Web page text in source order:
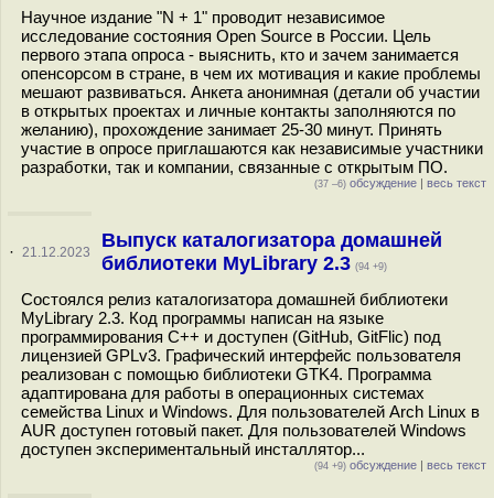
Научное издание "N + 1" проводит независимое
исследование состояния Open Source в России. Цель
первого этапа опроса - выяснить, кто и зачем занимается
опенсорсом в стране, в чем их мотивация и какие проблемы
мешают развиваться. Анкета анонимная (детали об участии
в открытых проектах и личные контакты заполняются по
желанию), прохождение занимает 25-30 минут. Принять
участие в опросе приглашаются как независимые участники
разработки, так и компании, связанные с открытым ПО.
(37 –6) обсуждение | весь текст
· 21.12.2023
Выпуск каталогизатора домашней
библиотеки MyLibrary 2.3 (94 +9)
Состоялся релиз каталогизатора домашней библиотеки
MyLibrary 2.3. Код программы написан на языке
программирования С++ и доступен (GitHub, GitFlic) под
лицензией GPLv3. Графический интерфейс пользователя
реализован с помощью библиотеки GTK4. Программа
адаптирована для работы в операционных системах
семейства Linux и Windows. Для пользователей Arch Linux в
AUR доступен готовый пакет. Для пользователей Windows
доступен экспериментальный инсталлятор...
(94 +9) обсуждение | весь текст